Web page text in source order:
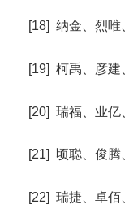
[18] 纳金、烈唯
[19] 柯禹、彦建
[20] 瑞福、业亿
[21] 顷聪、俊腾
[22] 瑞捷、卓佰